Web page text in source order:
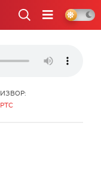
ИЗВОР:
РТС